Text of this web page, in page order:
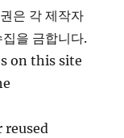
은 각 제작자
을 금합니다.
on this site
reused